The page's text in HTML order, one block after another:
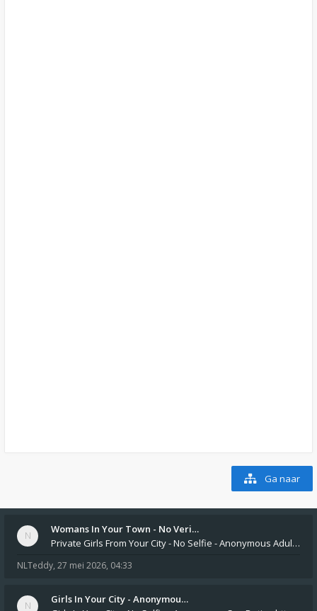
Ga naar
Womans In Your Town - No Veri…
Private Girls From Your City - No Selfie - Anonymous Adult Dating https://privatedates.live Private Girls In Your
NLTeddy, 27 mei 2026, 04:33
Girls In Your City - Anonymou…